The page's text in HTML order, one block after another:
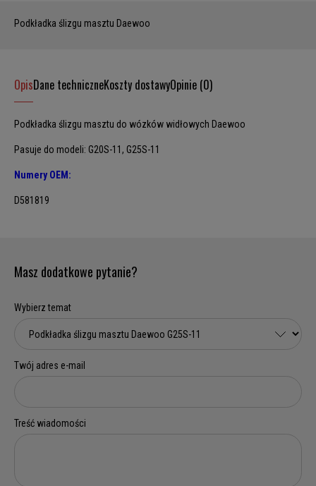
Podkładka ślizgu masztu Daewoo
OpisDane techniczneKoszty dostawyOpinie (0)
Podkładka ślizgu masztu do wózków widłowych Daewoo
Pasuje do modeli: G20S-11, G25S-11
Numery OEM:
D581819
Masz dodatkowe pytanie?